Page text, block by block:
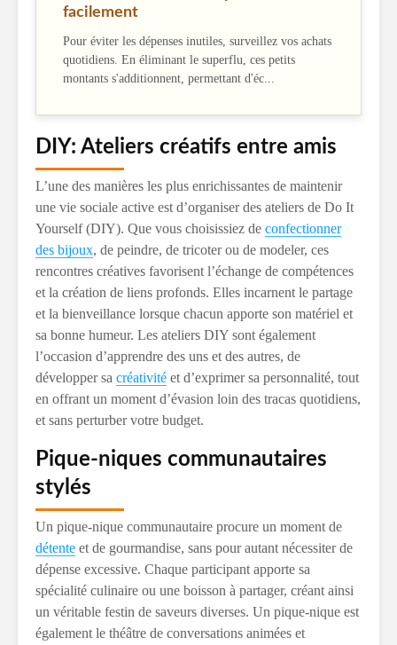
facilement
Pour éviter les dépenses inutiles, surveillez vos achats
quotidiens. En éliminant le superflu, ces petits
montants s'additionnent, permettant d'éc...
DIY: Ateliers créatifs entre amis
L’une des manières les plus enrichissantes de maintenir
une vie sociale active est d’organiser des ateliers de Do It
Yourself (DIY). Que vous choisissiez de confectionner
des bijoux, de peindre, de tricoter ou de modeler, ces
rencontres créatives favorisent l’échange de compétences
et la création de liens profonds. Elles incarnent le partage
et la bienveillance lorsque chacun apporte son matériel et
sa bonne humeur. Les ateliers DIY sont également
l’occasion d’apprendre des uns et des autres, de
développer sa créativité et d’exprimer sa personnalité, tout
en offrant un moment d’évasion loin des tracas quotidiens,
et sans perturber votre budget.
Pique-niques communautaires
stylés
Un pique-nique communautaire procure un moment de
détente et de gourmandise, sans pour autant nécessiter de
dépense excessive. Chaque participant apporte sa
spécialité culinaire ou une boisson à partager, créant ainsi
un véritable festin de saveurs diverses. Un pique-nique est
également le théâtre de conversations animées et